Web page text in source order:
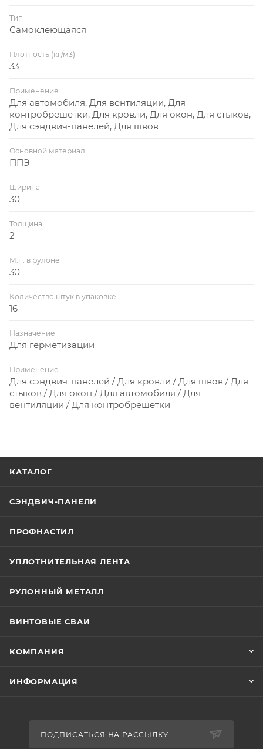
Тип
Самоклеющаяся
Плотность (кг/м3)
33
Применение
Для автомобиля, Для вентиляции, Для
контробрешетки, Для кровли, Для окон, Для стыков,
Для сэндвич-панелей, Для швов
Основной материал
ППЭ
Ширина
30
Толщина
2
М.п. в рулоне
30
Количество штук в упаковке
16
Назначение
Для герметизации
Применение
Для сэндвич-панелей / Для кровли / Для швов / Для
стыков / Для окон / Для автомобиля / Для
вентиляции / Для контробрешетки
КАТАЛОГ
СЭНДВИЧ-ПАНЕЛИ
ПРОФНАСТИЛ
УПЛОТНИТЕЛЬНАЯ ЛЕНТА
РУЛОННЫЙ МЕТАЛЛ
ВИНТОВЫЕ СВАИ
КОМПАНИЯ
ИНФОРМАЦИЯ
ПОДПИСАТЬСЯ НА РАССЫЛКУ